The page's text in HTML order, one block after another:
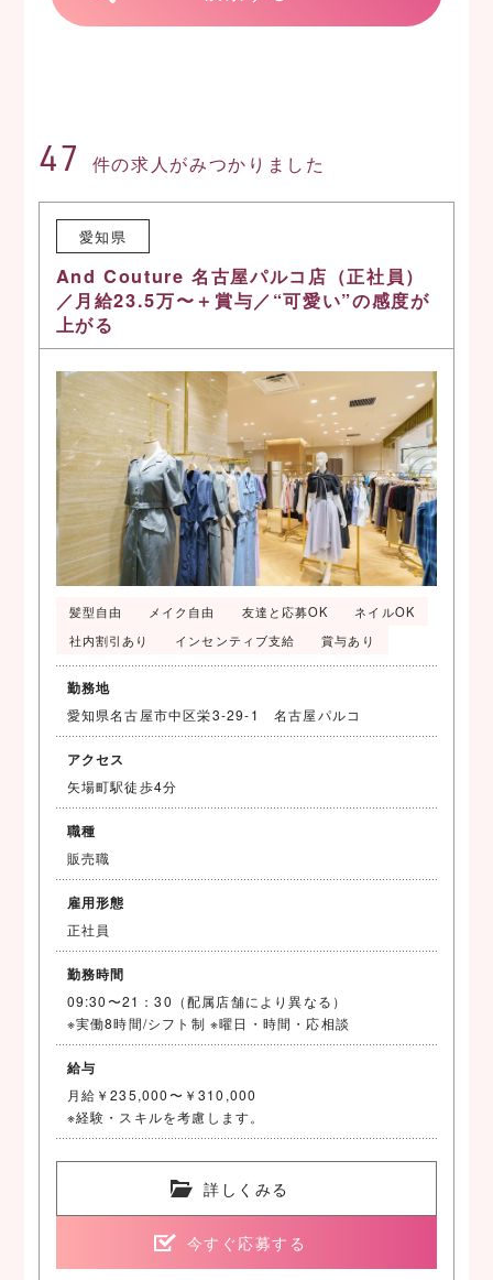
47 件の求人がみつかりました
And Couture 名古屋パルコ店（正社員）
／月給23.5万〜＋賞与／“可愛い”の感度が
上がる
愛知県
髪型自由 メイク自由 友達と応募OK
ネイルOK
社内割引あり
インセンティブ支給 賞与あり
勤務地
愛知県名古屋市中区栄3-29-1 名古屋パルコ
アクセス
矢場町駅徒歩4分
職種
販売職
雇用形態
正社員
勤務時間
09:30〜21：30（配属店舗により異なる）
※実働8時間/シフト制 ※曜日・時間・応相談
給与
月給￥235,000〜￥310,000
※経験・スキルを考慮します。
詳しくみる
今すぐ応募する